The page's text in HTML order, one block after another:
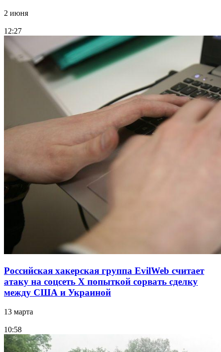
2 июня
12:27
Российская хакерская группа EvilWeb считает
атаку на соцсеть Х попыткой сорвать сделку
между США и Украиной
13 марта
10:58